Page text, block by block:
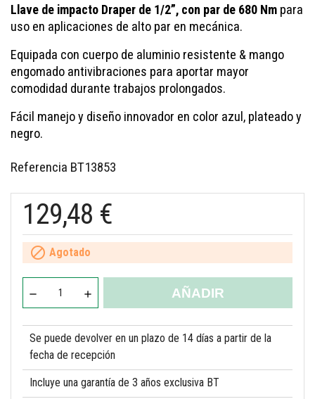
Llave de impacto Draper de 1/2”, con par de 680 Nm para
uso en aplicaciones de alto par en mecánica.
Equipada con cuerpo de aluminio resistente & mango
engomado antivibraciones para aportar mayor
comodidad durante trabajos prolongados.
Fácil manejo y diseño innovador en color azul, plateado y
negro.
Referencia BT13853
129,48 €
 Agotado
AÑADIR
Se puede devolver en un plazo de 14 días a partir de la
fecha de recepción
Incluye una garantía de 3 años exclusiva BT